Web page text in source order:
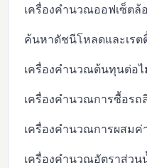
เครื่องคำนวณออฟเซ็ตล้อ
ค้นหาดัชนีโหลดและเรต
เครื่องคำนวณต้นทุนต่อ
เครื่องคำนวณการซื้อรถ
เครื่องคำนวณการผสมค่
เครื่องคำนวณอัตราส่วน